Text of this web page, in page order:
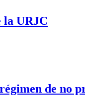
la URJC
de no